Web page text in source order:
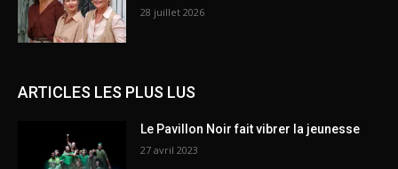
28 juillet 2026
ARTICLES LES PLUS LUS
Le Pavillon Noir fait vibrer la jeunesse
27 avril 2023